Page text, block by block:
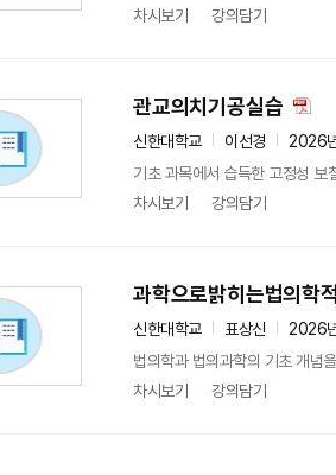
차시보기
강의담기
관교의치기공실습
신한대학교 이선경
2026
기초 과목에서 습득한 고정성
차시보기
강의담기
과학으로밝히는법의학
신한대학교 표상신
2026
법의학과 법의과학의 기초 개념
차시보기
강의담기